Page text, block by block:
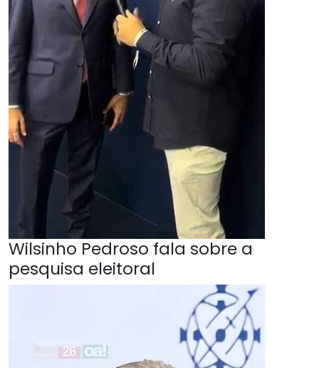
Wilsinho Pedroso fala sobre a
pesquisa eleitoral